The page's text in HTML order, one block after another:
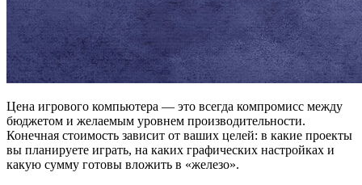
Цена игрового компьютера — это всегда компромисс между
бюджетом и желаемым уровнем производительности.
Конечная стоимость зависит от ваших целей: в какие проекты
вы планируете играть, на каких графических настройках и
какую сумму готовы вложить в «железо».